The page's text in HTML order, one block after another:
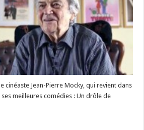
cinéaste Jean-Pierre Mocky, qui revient dans
meilleures comédies : Un drôle de